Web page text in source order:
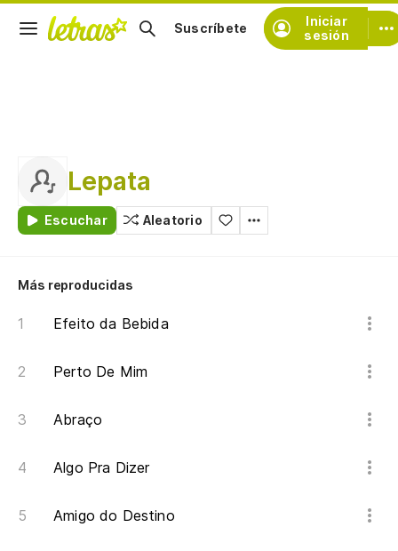
Iniciar
sesión
Suscríbete
Lepata
Escuchar Aleatorio
Más reproducidas
Efeito da Bebida
Perto De Mim
Abraço
Algo Pra Dizer
Amigo do Destino